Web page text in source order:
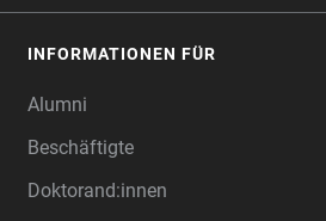
INFORMATIONEN FÜR
Alumni
Beschäftigte
Doktorand:innen